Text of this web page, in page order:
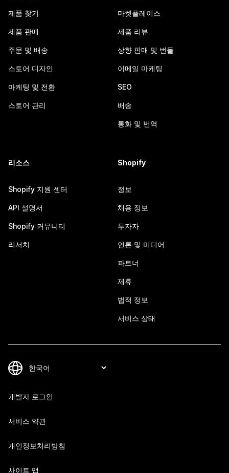
제품 찾기
제품 판매
주문 및 배송
스토어 디자인
마케팅 및 전환
스토어 관리
마켓플레이스
제품 리뷰
상향 판매 및 번들
이메일 마케팅
SEO
배송
통화 및 번역
리소스
Shopify 지원 센터
API 설명서
Shopify 커뮤니티
리서치
Shopify
정보
채용 정보
투자자
언론 및 미디어
파트너
제휴
법적 정보
서비스 상태
개발자 로그인
서비스 약관
개인정보처리방침
사이트 맵